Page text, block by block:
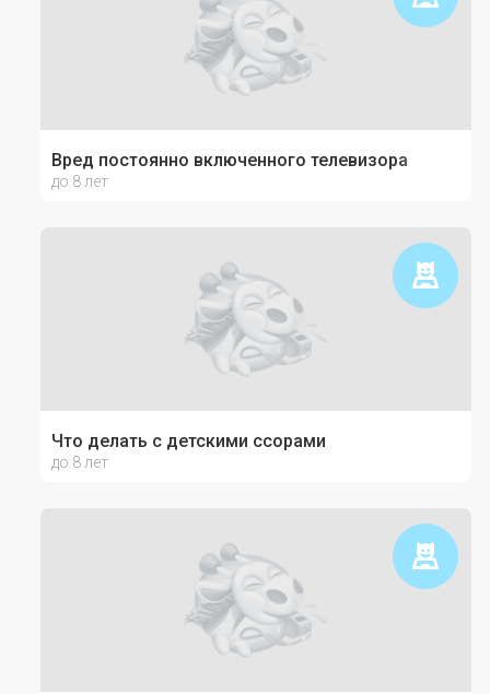
Вред постоянно включенного телевизора
до 8 лет
Что делать с детскими ссорами
до 8 лет